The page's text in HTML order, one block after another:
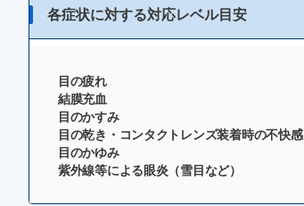
各症状に対する対応レベル目安
目の疲れ
結膜充血
目のかすみ
目の乾き・コンタクトレンズ装着時の不快感
目のかゆみ
紫外線等による眼炎（雪目など）